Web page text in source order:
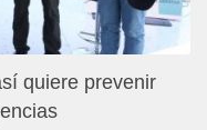
quiere prevenir